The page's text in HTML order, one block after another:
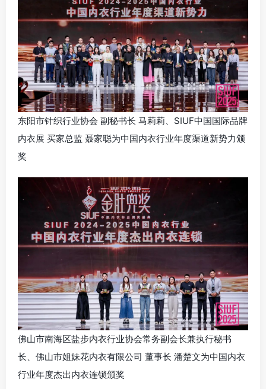
东阳市针织行业协会 副秘书长 马莉莉、SIUF中国国际品牌
内衣展 买家总监 聂家聪为中国内衣行业年度渠道新势力颁
奖
佛山市南海区盐步内衣行业协会常务副会长兼执行秘书
长、佛山市姐妹花内衣有限公司 董事长 潘楚文为中国内衣
行业年度杰出内衣连锁颁奖